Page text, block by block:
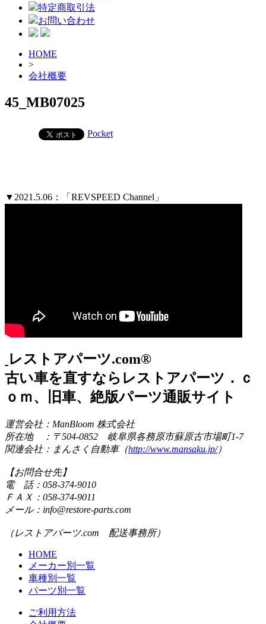
特定商取引法
お問い合わせ
HOME
>
会社概要
45_MB07025
Pocket
▼2021.5.06：「REVSPEED Channel」
レストアパーツ.com®
古い車を直すならレストアパーツ．ｃ
ｏｍ、旧車、絶版パーツ通販サイト
運営会社：ManBloom 株式会社
所在地 ：〒504-0852 岐阜県各務原市蘇原古市場町1-7
関連会社：まんさく自動車（http://www.mansaku.jp/）
【お問合せ先】
電 話：058-374-9010
ＦＡＸ：058-374-9011
メール：info@restore-parts.com
（レストアパーツ.com 配送事務所）
HOME
メーカー別一覧
車種別一覧
パーツ別一覧
ご利用方法